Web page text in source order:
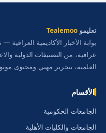
تعليمو Tealemoo
عراقية، من التصنيفات الدولية
العلمية، بتحرير مهني ومحتوى موثوق
الأقسام
الجامعات الحكومية
الجامعات والكليات الأهلية